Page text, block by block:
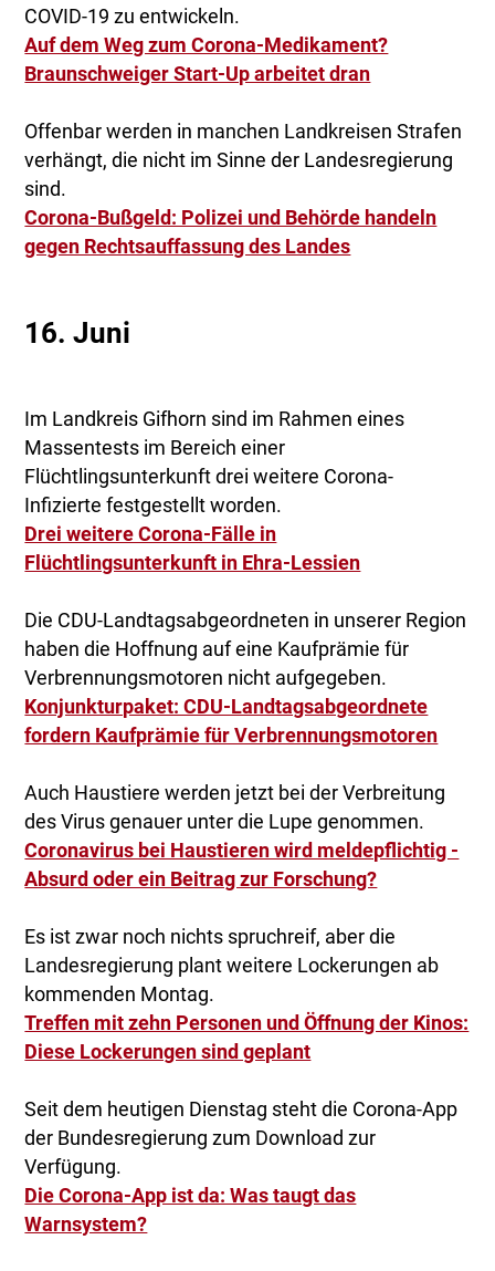
COVID-19 zu entwickeln.
Auf dem Weg zum Corona-Medikament?
Braunschweiger Start-Up arbeitet dran
Offenbar werden in manchen Landkreisen Strafen
verhängt, die nicht im Sinne der Landesregierung
sind.
Corona-Bußgeld: Polizei und Behörde handeln
gegen Rechtsauffassung des Landes
16. Juni
Im Landkreis Gifhorn sind im Rahmen eines
Massentests im Bereich einer
Flüchtlingsunterkunft drei weitere Corona-
Infizierte festgestellt worden.
Drei weitere Corona-Fälle in
Flüchtlingsunterkunft in Ehra-Lessien
Die CDU-Landtagsabgeordneten in unserer Region
haben die Hoffnung auf eine Kaufprämie für
Verbrennungsmotoren nicht aufgegeben.
Konjunkturpaket: CDU-Landtagsabgeordnete
fordern Kaufprämie für Verbrennungsmotoren
Auch Haustiere werden jetzt bei der Verbreitung
des Virus genauer unter die Lupe genommen.
Coronavirus bei Haustieren wird meldepflichtig -
Absurd oder ein Beitrag zur Forschung?
Es ist zwar noch nichts spruchreif, aber die
Landesregierung plant weitere Lockerungen ab
kommenden Montag.
Treffen mit zehn Personen und Öffnung der Kinos:
Diese Lockerungen sind geplant
Seit dem heutigen Dienstag steht die Corona-App
der Bundesregierung zum Download zur
Verfügung.
Die Corona-App ist da: Was taugt das
Warnsystem?